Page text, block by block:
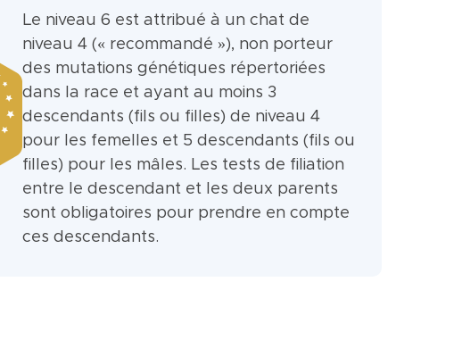
Le niveau 6 est attribué à un chat de
niveau 4 (« recommandé »), non porteur
des mutations génétiques répertoriées
dans la race et ayant au moins 3
descendants (fils ou filles) de niveau 4
pour les femelles et 5 descendants (fils ou
filles) pour les mâles. Les tests de filiation
entre le descendant et les deux parents
sont obligatoires pour prendre en compte
ces descendants.